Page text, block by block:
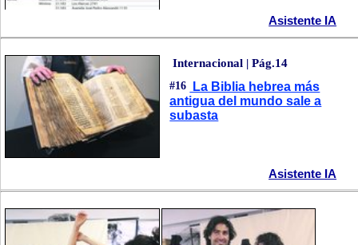
Asistente IA
Internacional | Pág.14
#16
La Biblia hebrea más
antigua del mundo sale a
subasta
Asistente IA